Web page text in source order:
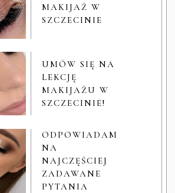
MAKIJAŻ W
SZCZECINIE
UMÓW SIĘ NA
LEKCJĘ
MAKIJAŻU W
SZCZECINIE!
ODPOWIADAM
NA
NAJCZĘŚCIEJ
ZADAWANE
PYTANIA